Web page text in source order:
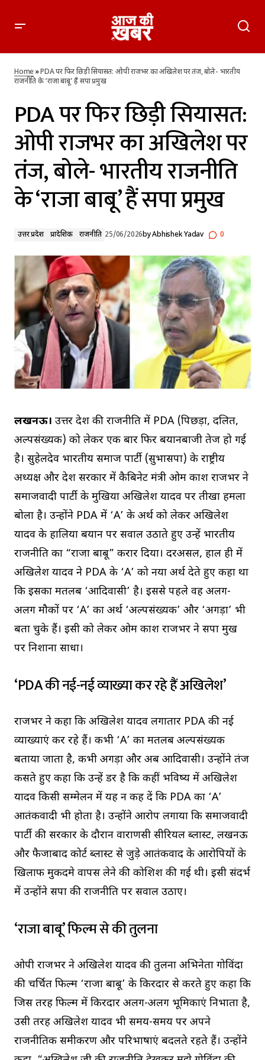
भारतीय राजनीति के ‘राजा बाबू’ हैं सपा प्रमुख
Home»PDA पर फिर छिड़ी सियासत: ओपी राजभर का अखिलेश पर तंज, बोले- भारतीय
राजनीति के ‘राजा बाबू’ हैं सपा प्रमुख
PDA पर फिर छिड़ी सियासत:
ओपी राजभर का अखिलेश पर
तंज, बोले- भारतीय राजनीति
के ‘राजा बाबू’ हैं सपा प्रमुख
उत्तर प्रदेश प्रादेशिक राजनीति 25/06/2026byAbhishek Yadav 0
लखनऊ। उत्तर प्रदेश की राजनीति में PDA (पिछड़ा, दलित,
अल्पसंख्यक) को लेकर एक बार फिर बयानबाजी तेज हो गई
है। सुहेलदेव भारतीय समाज पार्टी (सुभासपा) के राष्ट्रीय
अध्यक्ष और प्रदेश सरकार में कैबिनेट मंत्री ओम प्रकाश राजभर ने
समाजवादी पार्टी के मुखिया अखिलेश यादव पर तीखा हमला
बोला है। उन्होंने PDA में ‘A’ के अर्थ को लेकर अखिलेश
यादव के हालिया बयान पर सवाल उठाते हुए उन्हें भारतीय
राजनीति का “राजा बाबू” करार दिया। दरअसल, हाल ही में
अखिलेश यादव ने PDA के ‘A’ को नया अर्थ देते हुए कहा था
कि इसका मतलब ‘आदिवासी’ है। इससे पहले वह अलग-
अलग मौकों पर ‘A’ का अर्थ ‘अल्पसंख्यक’ और ‘अगड़ा’ भी
बता चुके हैं। इसी को लेकर ओम प्रकाश राजभर ने सपा प्रमुख
पर निशाना साधा।
‘PDA की नई-नई व्याख्या कर रहे हैं अखिलेश’
राजभर ने कहा कि अखिलेश यादव लगातार PDA की नई
व्याख्याएं कर रहे हैं। कभी ‘A’ का मतलब अल्पसंख्यक
बताया जाता है, कभी अगड़ा और अब आदिवासी। उन्होंने तंज
कसते हुए कहा कि उन्हें डर है कि कहीं भविष्य में अखिलेश
यादव किसी सम्मेलन में यह न कह दें कि PDA का ‘A’
आतंकवादी भी होता है। उन्होंने आरोप लगाया कि समाजवादी
पार्टी की सरकार के दौरान वाराणसी सीरियल ब्लास्ट, लखनऊ
और फैजाबाद कोर्ट ब्लास्ट से जुड़े आतंकवाद के आरोपियों के
खिलाफ मुकदमे वापस लेने की कोशिश की गई थी। इसी संदर्भ
में उन्होंने सपा की राजनीति पर सवाल उठाए।
‘राजा बाबू’ फिल्म से की तुलना
ओपी राजभर ने अखिलेश यादव की तुलना अभिनेता गोविंदा
की चर्चित फिल्म ‘राजा बाबू’ के किरदार से करते हुए कहा कि
जिस तरह फिल्म में किरदार अलग-अलग भूमिकाएं निभाता है,
उसी तरह अखिलेश यादव भी समय-समय पर अपने
राजनीतिक समीकरण और परिभाषाएं बदलते रहते हैं। उन्होंने